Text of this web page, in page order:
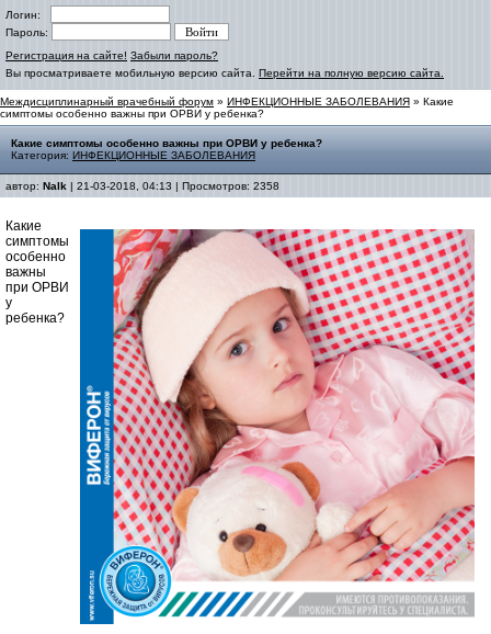
Логин:
Пароль:
Регистрация на сайте! Забыли пароль?
Вы просматриваете мобильную версию сайта. Перейти на полную версию сайта.
Междисциплинарный врачебный форум » ИНФЕКЦИОННЫЕ ЗАБОЛЕВАНИЯ » Какие
симптомы особенно важны при ОРВИ у ребенка?
Какие симптомы особенно важны при ОРВИ у ребенка?
Категория: ИНФЕКЦИОННЫЕ ЗАБОЛЕВАНИЯ
автор: Nalk | 21-03-2018, 04:13 | Просмотров: 2358
Какие
симптомы
особенно
важны
при ОРВИ
у
ребенка?